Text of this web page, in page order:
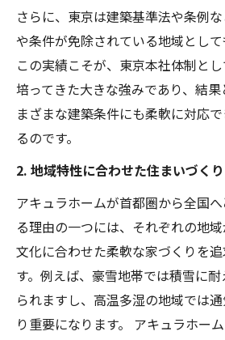
さらに、東京は建築基準法や条例
や条件が免除されている地域として
この実績こそが、東京本社体制と
培ってきた大きな強みであり、結
まざまな建築条件にも柔軟に対応
るのです。
2. 地域特性に合わせた住まいづくり
アキュラホームが首都圏から全国
る理由の一つには、それぞれの地域
文化に合わせた柔軟な家づくりを
す。例えば、豪雪地帯では積雪に
られますし、高温多湿の地域では
り重要になります。 アキュラホー